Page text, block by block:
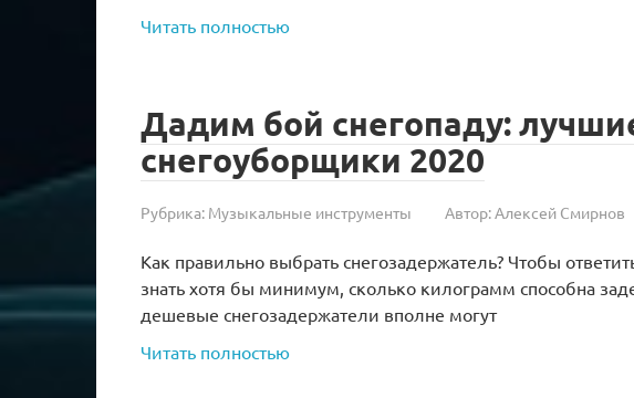
Читать полностью
Дадим бой снегопаду:
снегоуборщики 2020
Рубрика: Музыкальные инструменты Автор:Алексей Смирнов
Как правильно выбрать снегозадержатель? Чтобы
знать хотя бы минимум, сколько килограмм способна
дешевые снегозадержатели вполне могут
Читать полностью